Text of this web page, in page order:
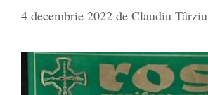
4 decembrie 2022 de Claudiu Târziu